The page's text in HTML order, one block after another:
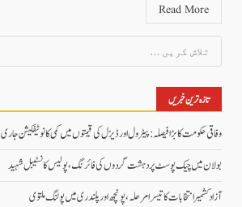
Read More
کریں
برائے:
تازہ ترین خبریں
وفاقی حکومت کا بڑا فیصلہ: پیٹرول اور ڈیزل کی قیمتوں میں کمی کا نوٹیفکیشن جاری
بولان میں چیک پوسٹ پر دہشت گردوں کی فائرنگ، پولیس کانسٹیبل شہید
آزاد کشمیر انتخابات کا تیسرا مرحلہ، پونچھ اور پلندری میں پولنگ ملتوی